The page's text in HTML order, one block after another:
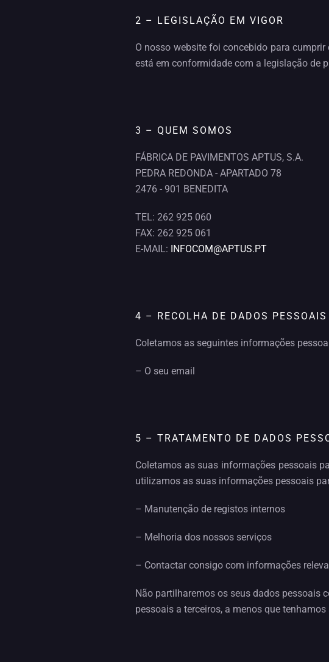
2 – LEGISLAÇÃO EM VIGOR
O nosso website foi concebido para
está em conformidade com a legislação de
3 – QUEM SOMOS
FÁBRICA DE PAVIMENTOS APTUS, S.A.
PEDRA REDONDA - APARTADO 78
2476 - 901 BENEDITA
TEL: 262 925 060
FAX: 262 925 061
E-MAIL: INFOCOM@APTUS.PT
4 – RECOLHA DE DADOS PESSOAIS
Coletamos as seguintes informações
– O seu email
5 – TRATAMENTO DE DADOS
Coletamos as suas informações pessoais
utilizamos as suas informações pessoais
– Manutenção de registos internos
– Melhoria dos nossos serviços
– Contactar consigo com informações
Não partilharemos os seus dados pessoais
pessoais a terceiros, a menos que